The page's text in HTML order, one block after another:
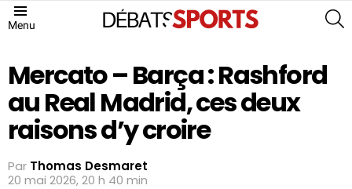
Menu
Mercato – Barça : Rashford
au Real Madrid, ces deux
raisons d’y croire
Par Thomas Desmaret
20 mai 2026, 20 h 40 min